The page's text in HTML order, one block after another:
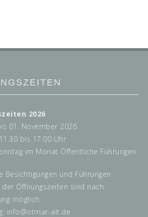
2026
01. November 2026
bis 17.00 Uhr
im Monat Öffentliche Führungen
Besichtigungen und Führungen
Öffnungszeiten sind nach
möglich.
info@otmar-alt.de